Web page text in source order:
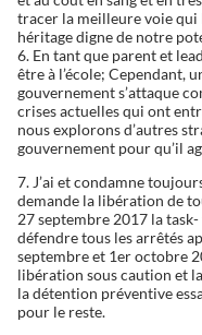
tracer la meilleure voie qui
héritage digne de notre
6. En tant que parent et
être à l’école; Cependant,
gouvernement s’attaque
crises actuelles qui ont
nous explorons d’autres
gouvernement pour qu’il
7. J’ai et condamne
demande la libération de
27 septembre 2017 la
défendre tous les arrêtés
septembre et 1er octobre
libération sous caution et
la détention préventive
pour le reste.